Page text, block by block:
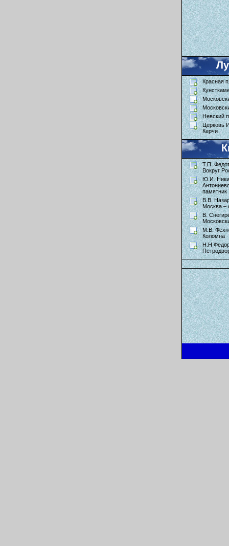
Красная
Невский
Церковь
Керчи
Т.П.
Вокруг
Ю.И.
памятник
В.В.
Москва –
В.
М.В.
Коломна
Н.Н